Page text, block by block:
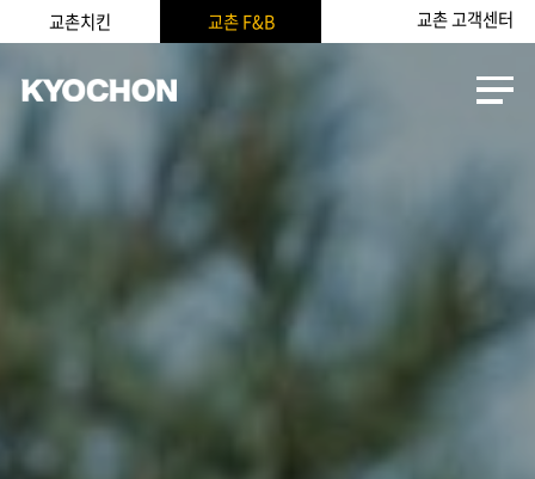
교촌치킨 교촌 F&B 교촌 고객센터